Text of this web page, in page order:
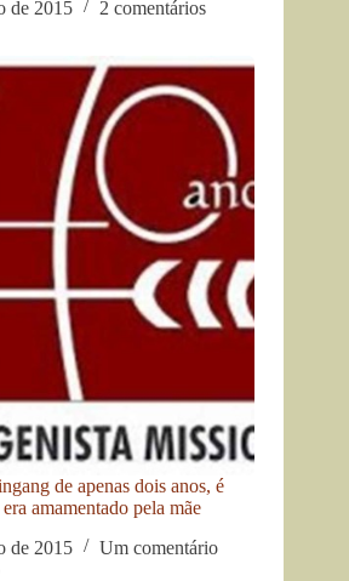
de 2015
2 comentários
de apenas dois anos, é
amamentado pela mãe
de 2015
Um comentário